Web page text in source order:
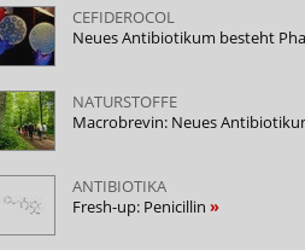
CEFIDEROCOL
Neues Antibiotikum besteht
NATURSTOFFE
Macrobrevin: Neues
ANTIBIOTIKA
Fresh-up: Penicillin